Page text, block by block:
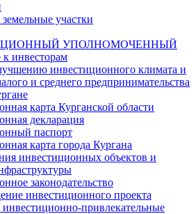
участки
УПОЛНОМОЧЕННЫЙ
инвесторам
инвестиционного климата и
и среднего предпринимательства
карта Курганской области
декларация
паспорт
карта города Кургана
инвестиционных объектов и
законодательство
инвестиционного проекта
привлекательные